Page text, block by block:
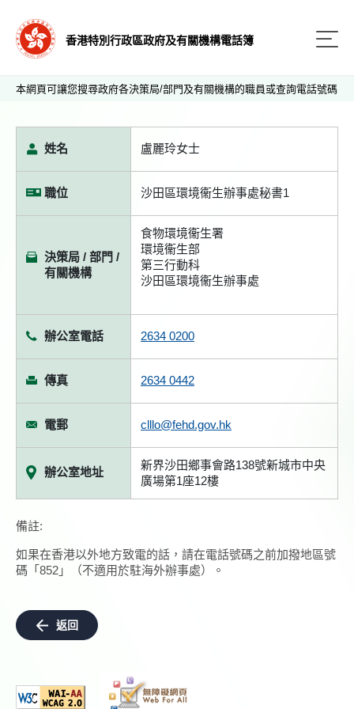
香港特別行政區政府及有關機構電話簿
本網頁可讓您搜尋政府各決策局/部門及有關機構的職員或查詢電話號碼
姓名 盧麗玲女士
職位 沙田區環境衞生辦事處秘書1
決策局 / 部門 /
有關機構
食物環境衞生署
環境衞生部
第三行動科
沙田區環境衞生辦事處
辦公室電話 2634 0200
傳真 2634 0442
電郵 clllo@fehd.gov.hk
辦公室地址
新界沙田鄉事會路138號新城市中央
廣場第1座12樓
備註:
如果在香港以外地方致電的話，請在電話號碼之前加撥地區號
碼「852」（不適用於駐海外辦事處）。
返回